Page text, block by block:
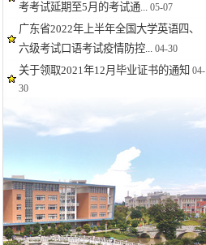
考考试延期至5月的考试通... 05-07
广东省2022年上半年全国大学英语四、
六级考试口语考试疫情防控... 04-30
关于领取2021年12月毕业证书的通知 04-
30